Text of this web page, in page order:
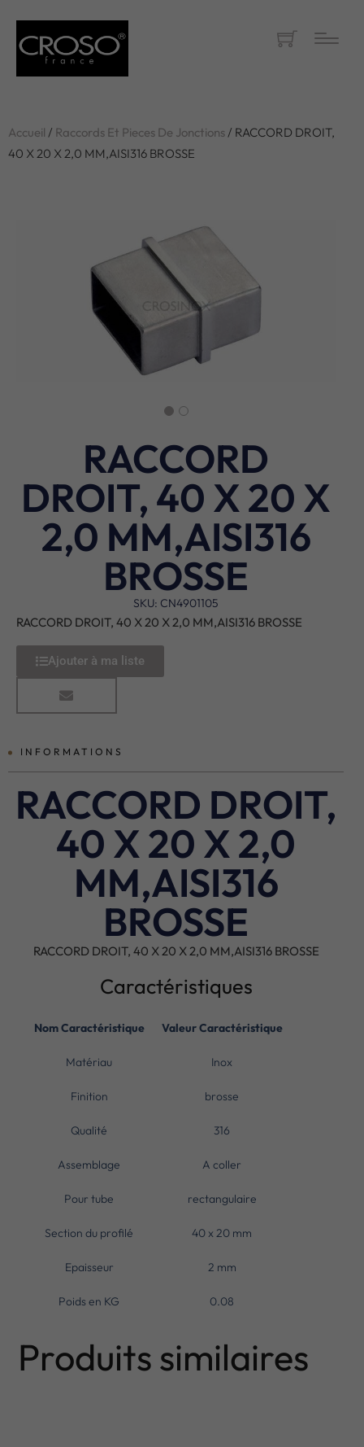
Accueil / Raccords Et Pieces De Jonctions/ RACCORD DROIT,
40 X 20 X 2,0 MM,AISI316 BROSSE
RACCORD
DROIT, 40 X 20 X
2,0 MM,AISI316
BROSSE
SKU: CN4901105
RACCORD DROIT, 40 X 20 X 2,0 MM,AISI316 BROSSE
Ajouter à ma liste
INFORMATIONS
RACCORD DROIT,
40 X 20 X 2,0
MM,AISI316
BROSSE
RACCORD DROIT, 40 X 20 X 2,0 MM,AISI316 BROSSE
Caractéristiques
Nom Caractéristique Valeur Caractéristique
Matériau Inox
Finition brosse
Qualité 316
Assemblage A coller
Pour tube rectangulaire
Section du profilé 40 x 20 mm
Epaisseur 2 mm
Poids en KG 0.08
Produits similaires